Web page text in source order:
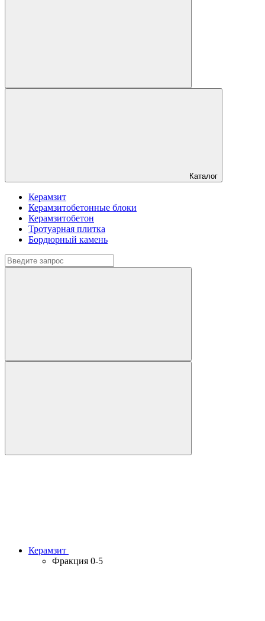
Каталог
Керамзит
Керамзитобетонные блоки
Керамзитобетон
Тротуарная плитка
Бордюрный камень
Керамзит
Фракция 0-5